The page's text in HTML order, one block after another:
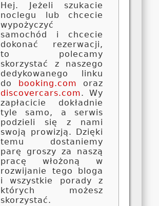
Hej. Jeżeli szukacie
noclegu lub chcecie
wypożyczyć
samochód i chcecie
dokonać rezerwacji,
to polecamy
skorzystać z naszego
dedykowanego linku
do booking.com oraz
discovercars.com. Wy
zapłacicie dokładnie
tyle samo, a serwis
podzieli się z nami
swoją prowizją. Dzięki
temu dostaniemy
parę groszy za naszą
pracę włożoną w
rozwijanie tego bloga
i wszystkie porady z
których możesz
skorzystać.